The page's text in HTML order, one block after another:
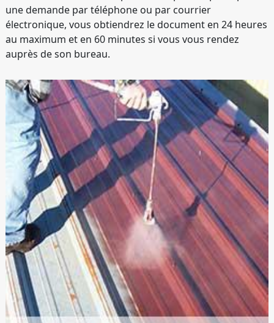
une demande par téléphone ou par courrier
électronique, vous obtiendrez le document en 24 heures
au maximum et en 60 minutes si vous vous rendez
auprès de son bureau.